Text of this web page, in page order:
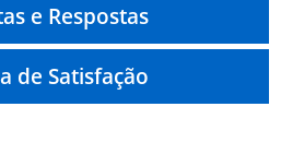
e Respostas
de Satisfação